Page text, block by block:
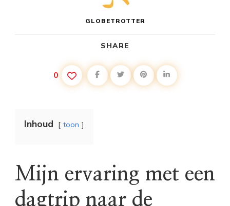
GLOBETROTTER
SHARE
0
Inhoud toon
Mijn ervaring met een
dagtrip naar de